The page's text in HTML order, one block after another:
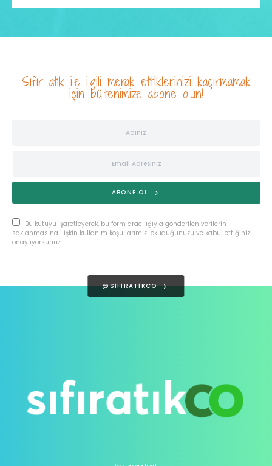
Sıfır atık ile ilgili merak ettiklerinizi kaçırmamak
için bültenimize abone olun!
ABONE OL
Bu kutuyu işaretleyerek, bu form aracılığıyla gönderilen verilerin
saklanmasına ilişkin kullanım koşullarımızı okuduğunuzu ve kabul ettiğinizi
onaylıyorsunuz.
@SIFIRATIKCO